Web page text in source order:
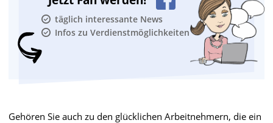
täglich interessante News
Infos zu Verdienstmöglichkeiten
Gehören Sie auch zu den glücklichen Arbeitnehmern, die ein